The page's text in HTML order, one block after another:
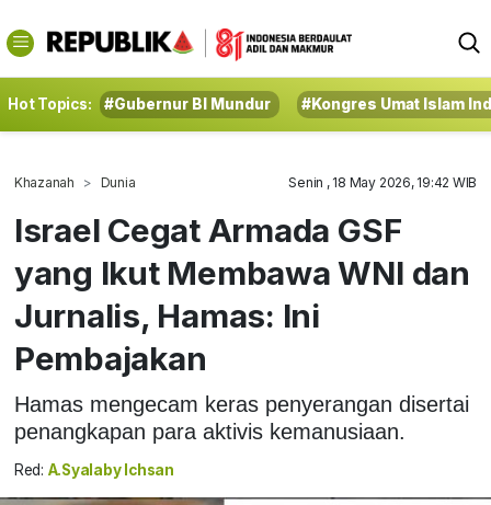
Hot Topics: #Gubernur BI Mundur #Kongres Umat Islam
Khazanah Dunia Senin , 18 May 2026, 19:42 WIB
Israel Cegat Armada GSF
yang Ikut Membawa WNI dan
Jurnalis, Hamas: Ini
Pembajakan
Hamas mengecam keras penyerangan disertai
penangkapan para aktivis kemanusiaan.
Red: A.Syalaby Ichsan